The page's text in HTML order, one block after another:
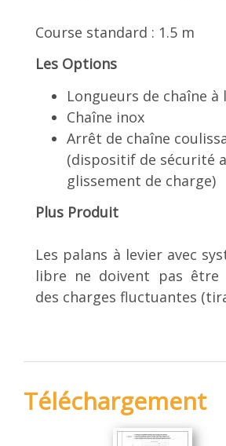
Course standard : 1.5 m
Les Options
Longueurs de chaîne à
Chaîne inox
Arrêt de chaîne
(dispositif de sécurité
glissement de charge)
Plus Produit
Les palans à levier avec
libre ne doivent pas être
des charges fluctuantes
Téléchargement